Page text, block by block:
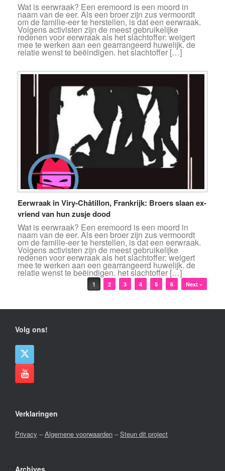
Wat is eerwraak? Een eremoord is een moord in
naam van de eer. Als een broer zijn zus vermoordt
om de familie-eer te herstellen, is dat een eerwraak.
Volgens activisten zijn de meest gebruikelijke
redenen voor eerwraak als het slachtoffer: weigert
mee te werken aan een gearrangeerd huwelijk. de
relatie wenst te beëindigen. het slachtoffer […]
Eerwraak in Viry-Châtillon, Frankrijk: Broers slaan ex-
vriend van hun zusje dood
Wat is eerwraak? Een eremoord is een moord in
naam van de eer. Als een broer zijn zus vermoordt
om de familie-eer te herstellen, is dat een eerwraak.
Volgens activisten zijn de meest gebruikelijke
redenen voor eerwraak als het slachtoffer: weigert
mee te werken aan een gearrangeerd huwelijk. de
relatie wenst te beëindigen. het slachtoffer […]
1 2 3 4 5 6 Next »
Volg ons!
Verklaringen
Privacy –Algemene voorwaarden –Steun dit project